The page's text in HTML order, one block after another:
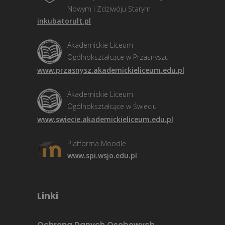
Nowym i Zdziwóju Starym
inkubatorult.pl
Akademickie Liceum
Ogólnokształcące w Przasnyszu
www.przasnysz.akademickieliceum.edu.pl
Akademickie Liceum
Ogólnokształcące w Świeciu
www.swiecie.akademickieliceum.edu.pl
Platforma Moodle
www.spi.wsjo.edu.pl
Linki